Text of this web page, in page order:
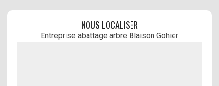
NOUS LOCALISER
Entreprise abattage arbre Blaison Gohier